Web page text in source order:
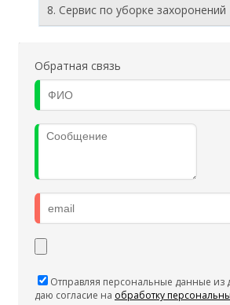
8. Cервис по уборке захоронений
Обратная связь
Отправляя персональные данные
даю согласие на обработку